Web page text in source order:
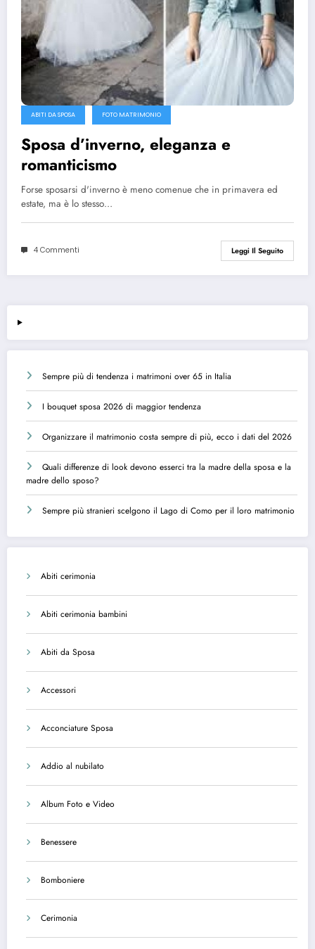
ABITI DA SPOSA FOTO MATRIMONIO
Sposa d’inverno, eleganza e
romanticismo
Forse sposarsi d'inverno è meno comenue che in primavera ed
estate, ma è lo stesso…
4 Commenti Leggi Il Seguito
Sempre più di tendenza i matrimoni over 65 in Italia
I bouquet sposa 2026 di maggior tendenza
Organizzare il matrimonio costa sempre di più, ecco i dati del 2026
Quali differenze di look devono esserci tra la madre della sposa e la
madre dello sposo?
Sempre più stranieri scelgono il Lago di Como per il loro matrimonio
Abiti cerimonia
Abiti cerimonia bambini
Abiti da Sposa
Accessori
Acconciature Sposa
Addio al nubilato
Album Foto e Video
Benessere
Bomboniere
Cerimonia